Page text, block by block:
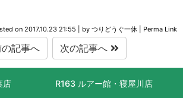
on 2017.10.23 21:55 by つりどうぐ一休 Perma Link
記事へ 次の記事へ
店 R163 ルアー館・寝屋川店